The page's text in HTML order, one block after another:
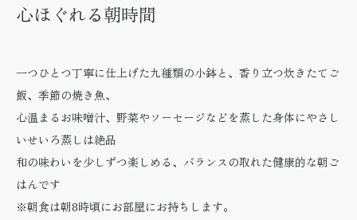
心ほぐれる朝時間
一つひとつ丁寧に仕上げた九種類の小鉢と、香り立つ炊きたてご
飯、季節の焼き魚、
心温まるお味噌汁、野菜やソーセージなどを蒸した身体にやさし
いせいろ蒸しは絶品
和の味わいを少しずつ楽しめる、バランスの取れた健康的な朝ご
はんです
※朝食は朝8時頃にお部屋にお持ちします。